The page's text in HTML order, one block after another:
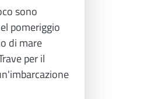
sono
pomeriggio
di mare
per il